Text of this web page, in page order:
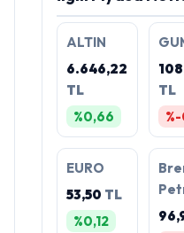
ALTIN
6.646,22
TL
%0,66
TL
EURO
53,50 TL
%0,12